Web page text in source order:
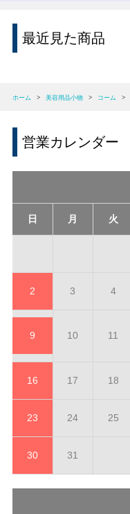
最近見た商品
ホーム > 美容用品小物 > コーム >
営業カレンダー
日 月 火
2 3 4
9 10 11
16 17 18
23 24 25
30 31